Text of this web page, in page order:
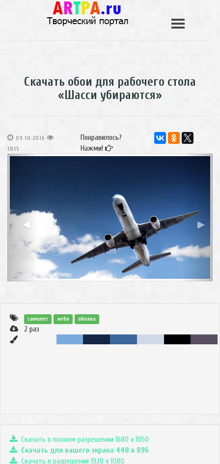
Скачать обои для рабочего стола
«Шасси убираются»
09.10.2016
1815
Понравилось?
Нажми!
◀ ▶
самолет небо облака
2 раз
Скачать в полном разрешении 1680 x 1050
Скачать для вашего экрана 448 x 896
Скачать в разрешении 1920 x 1080